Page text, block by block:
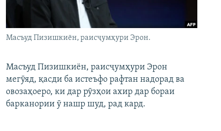
Масъуд Пизишкиён, раисҷумҳури Эрон.
Масъуд Пизишкиён, раисҷумҳури Эрон
мегӯяд, қасди ба истеъфо рафтан надорад ва
овозаҳоеро, ки дар рӯзҳои ахир дар бораи
барканории ӯ нашр шуд, рад кард.